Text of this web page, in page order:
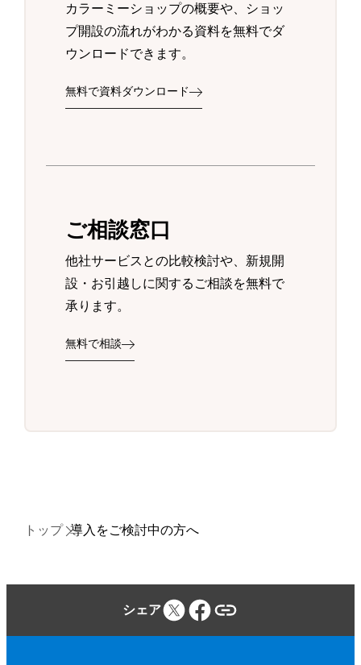
カラーミーショップの概要や、ショッ
プ開設の流れがわかる資料を無料でダ
ウンロードできます。
無料で資料ダウンロード
ご相談窓口
他社サービスとの比較検討や、新規開
設・お引越しに関するご相談を無料で
承ります。
無料で相談
トップ 導入をご検討中の方へ
シェア